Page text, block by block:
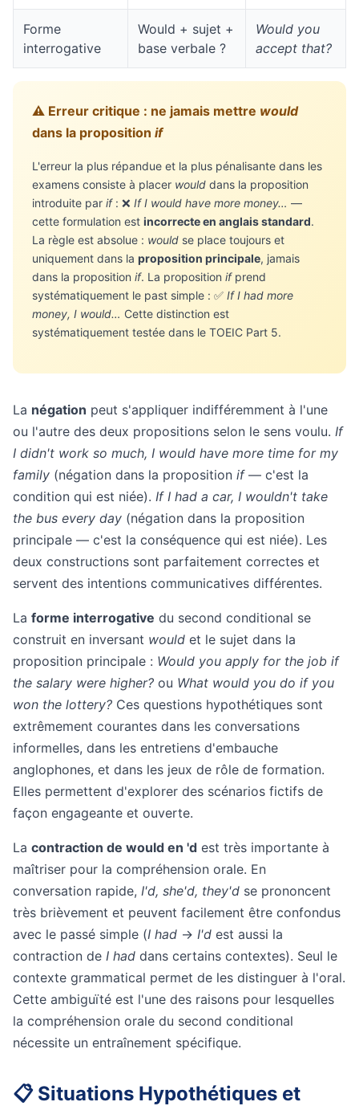
Forme
interrogative
Would + sujet +
base verbale ?
Would you
accept that?
⚠️ Erreur critique : ne jamais mettre would
dans la proposition if
L'erreur la plus répandue et la plus pénalisante dans les
examens consiste à placer would dans la proposition
introduite par if: ❌ If I would have more money… —
cette formulation est incorrecte en anglais standard.
La règle est absolue : would se place toujours et
uniquement dans la proposition principale, jamais
dans la proposition if. La proposition ifprend
systématiquement le past simple : ✅ If I had more
money, I would… Cette distinction est
systématiquement testée dans le TOEIC Part 5.
La négation peut s'appliquer indifféremment à l'une
ou l'autre des deux propositions selon le sens voulu. If
I didn't work so much, I would have more time for my
family (négation dans la proposition if— c'est la
condition qui est niée). If I had a car, I wouldn't take
the bus every day (négation dans la proposition
principale — c'est la conséquence qui est niée). Les
deux constructions sont parfaitement correctes et
servent des intentions communicatives différentes.
La forme interrogative du second conditional se
construit en inversant would et le sujet dans la
proposition principale : Would you apply for the job if
the salary were higher? ou What would you do if you
won the lottery? Ces questions hypothétiques sont
extrêmement courantes dans les conversations
informelles, dans les entretiens d'embauche
anglophones, et dans les jeux de rôle de formation.
Elles permettent d'explorer des scénarios fictifs de
façon engageante et ouverte.
La contraction de would en 'd est très importante à
maîtriser pour la compréhension orale. En
conversation rapide, I'd, she'd, they'd se prononcent
très brièvement et peuvent facilement être confondus
avec le passé simple (I had → I'd est aussi la
contraction de I had dans certains contextes). Seul le
contexte grammatical permet de les distinguer à l'oral.
Cette ambiguïté est l'une des raisons pour lesquelles
la compréhension orale du second conditional
nécessite un entraînement spécifique.
📋 Situations Hypothétiques et